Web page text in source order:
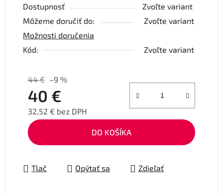
Dostupnosť
Zvoľte variant
Môžeme doručiť do:
Zvoľte variant
Možnosti doručenia
Kód:
Zvoľte variant
44 € –9 %
40 €
32,52 € bez DPH
Jednotková cena:
DO KOŠÍKA
Tlač Opýtať sa Zdieľať